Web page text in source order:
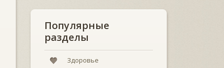
Популярные
разделы
Здоровье